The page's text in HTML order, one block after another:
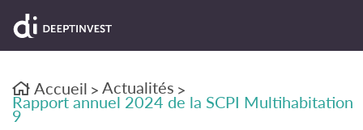
Accueil > Actualités >
Rapport annuel 2024 de la SCPI Multihabitation
9